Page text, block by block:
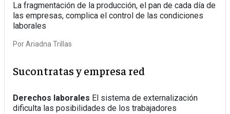
La fragmentación de la producción, el pan de cada día de
las empresas, complica el control de las condiciones
laborales
PorAriadna Trillas
Sucontratas y empresa red
Derechos laborales El sistema de externalización
dificulta las posibilidades de los trabajadores